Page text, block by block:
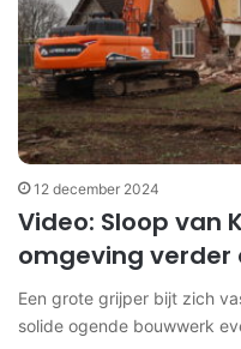
12 december 2024
Video: Sloop van
omgeving verder
Een grote grijper bijt zich
solide ogende bouwwerk